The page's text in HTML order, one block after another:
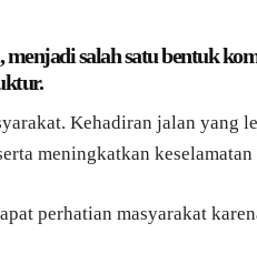
menjadi salah satu bentuk
Kehadiran jalan yang
meningkatkan keselamatan
perhatian masyarakat